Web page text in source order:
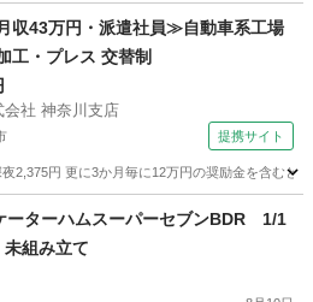
おもちゃ バイリンガル
収43万円・派遣社員≫自動車系工場
工・プレス 交替制
会社 神奈川支店
提携サイト
2,375円 更に3か月毎に12万円の奨励金を含む
ターハムスーパーセブンBDR 1/1
組み立て